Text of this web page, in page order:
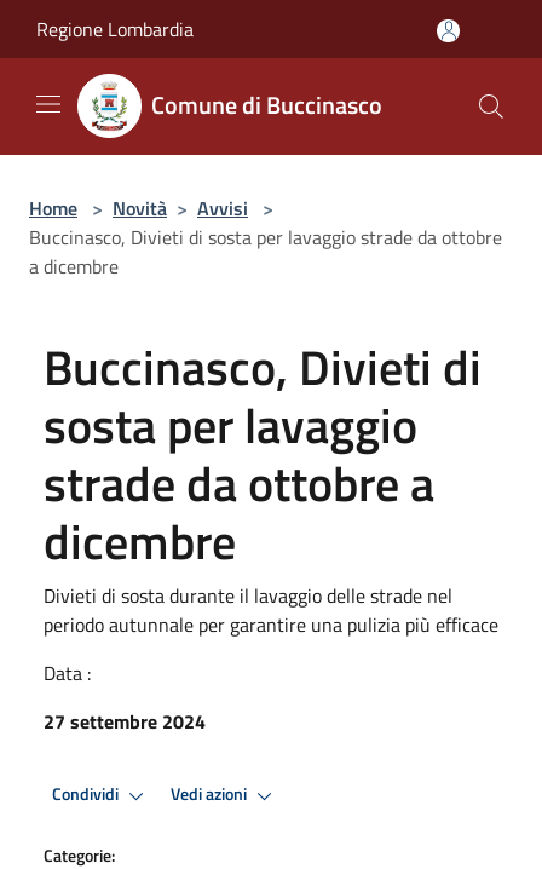
Regione Lombardia
Comune di Buccinasco
Home > Novità > Avvisi >
Buccinasco, Divieti di sosta per lavaggio strade da ottobre
a dicembre
Buccinasco, Divieti di
sosta per lavaggio
strade da ottobre a
dicembre
Divieti di sosta durante il lavaggio delle strade nel
periodo autunnale per garantire una pulizia più efficace
Data :
27 settembre 2024
Condividi Vedi azioni
Categorie: